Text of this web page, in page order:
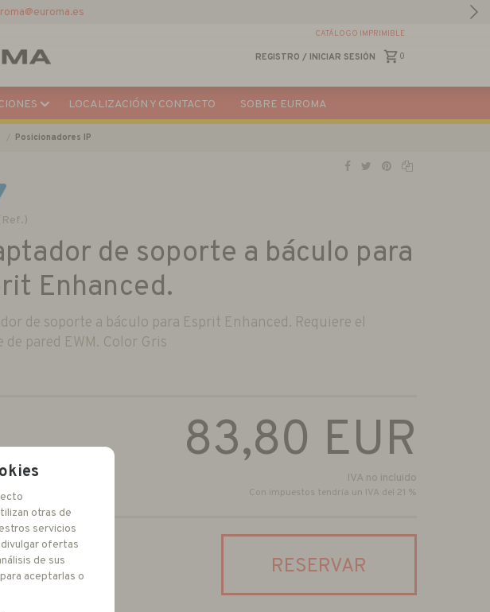
REGISTRO / INICIAR SESIÓN 0
CATÁLOGO IMPRIMIBLE
LOCALIZACIÓN Y CONTACTO SOBRE EUROMA
Posicionadores IP
de soporte a báculo para
Enhanced.
de soporte a báculo para Esprit Enhanced. Requiere el
de pared EWM. Color Gris
83,80 EUR
IVA no incluido
Con impuestos tendría un IVA del 21 %
unidades
+ RESERVAR
otras de
servicios
ofertas
de sus
aceptarlas o